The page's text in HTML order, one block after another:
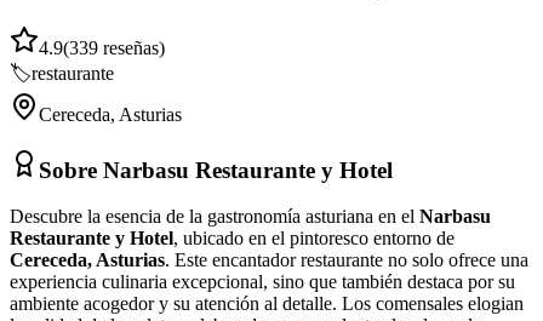
4.9(339 reseñas)
🏷️restaurante
Cereceda, Asturias
Sobre Narbasu Restaurante y Hotel
Descubre la esencia de la gastronomía asturiana en el Narbasu
Restaurante y Hotel, ubicado en el pintoresco entorno de
Cereceda, Asturias. Este encantador restaurante no solo ofrece una
experiencia culinaria excepcional, sino que también destaca por su
ambiente acogedor y su atención al detalle. Los comensales elogian